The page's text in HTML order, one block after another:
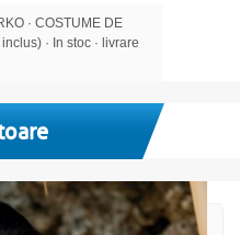
· COSTUME DE
· In stoc · livrare